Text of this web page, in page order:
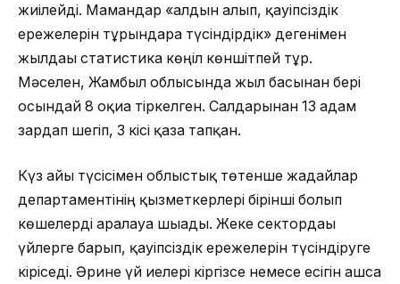
жиілейді. Мамандар «алдын алып, қауіпсіздік
ережелерін тұрғындарға түсіндірдік» дегенімен
жылдағы статистика көңіл көншітпей тұр.
Мәселен, Жамбыл облысында жыл басынан бері
осындай 8 оқиға тіркелген. Салдарынан 13 адам
зардап шегіп, 3 кісі қаза тапқан.
Күз айы түсісімен облыстық төтенше жағдайлар
департаментінің қызметкерлері бірінші болып
көшелерді аралауға шығады. Жеке сектордағы
үйлерге барып, қауіпсіздік ережелерін түсіндіруге
кіріседі. Әрине үй иелері кіргізсе немесе есігін ашса